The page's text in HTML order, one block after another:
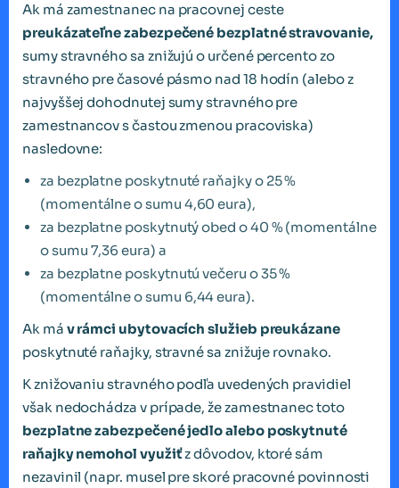
Ak má zamestnanec na pracovnej ceste
preukázateľne zabezpečené bezplatné stravovanie,
sumy stravného sa znižujú o určené percento zo
stravného pre časové pásmo nad 18 hodín (alebo z
najvyššej dohodnutej sumy stravného pre
zamestnancov s častou zmenou pracoviska)
nasledovne:
za bezplatne poskytnuté raňajky o 25 %
(momentálne o sumu 4,60 eura),
za bezplatne poskytnutý obed o 40 % (momentálne
o sumu 7,36 eura) a
za bezplatne poskytnutú večeru o 35 %
(momentálne o sumu 6,44 eura).
Ak má v rámci ubytovacích služieb preukázane
poskytnuté raňajky, stravné sa znižuje rovnako.
K znižovaniu stravného podľa uvedených pravidiel
však nedochádza v prípade, že zamestnanec toto
bezplatne zabezpečené jedlo alebo poskytnuté
raňajky nemohol využiťz dôvodov, ktoré sám
nezavinil (napr. musel pre skoré pracovné povinnosti